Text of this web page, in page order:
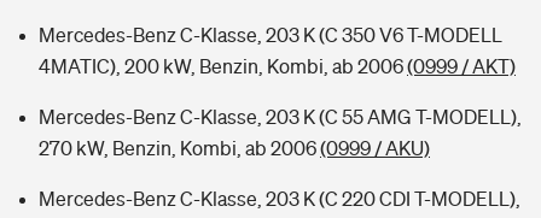
Mercedes-Benz C-Klasse, 203 K (C 350 V6 T-MODELL
4MATIC), 200 kW, Benzin, Kombi, ab 2006(0999 / AKT)
Mercedes-Benz C-Klasse, 203 K (C 55 AMG T-MODELL),
270 kW, Benzin, Kombi, ab 2006(0999 / AKU)
Mercedes-Benz C-Klasse, 203 K (C 220 CDI T-MODELL),